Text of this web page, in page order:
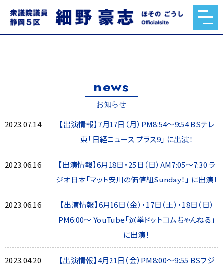
news
お知らせ
2023.07.14
【出演情報】7月17日（月）PM8:54〜9:54 BSテレ
東「日経ニュース プラス9」 に出演！
2023.06.16
【出演情報】6月18日・25日（日）AM7:05〜7:30 ラ
ジオ日本「マット安川の価値組Sunday！」 に出演！
2023.06.16
【出演情報】6月16日（金）・17日（土）・18日（日）
PM6:00～ YouTube「選挙ドットコムちゃんねる」
に出演！
2023.04.20
【出演情報】4月21日（金）PM8:00〜9:55 BSフジ